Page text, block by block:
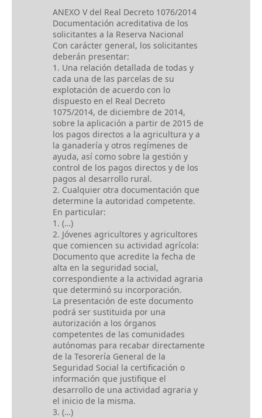
ANEXO V del Real Decreto 1076/2014
Documentación acreditativa de los
solicitantes a la Reserva Nacional
Con carácter general, los solicitantes
deberán presentar:
1. Una relación detallada de todas y
cada una de las parcelas de su
explotación de acuerdo con lo
dispuesto en el Real Decreto
1075/2014, de diciembre de 2014,
sobre la aplicación a partir de 2015 de
los pagos directos a la agricultura y a
la ganadería y otros regímenes de
ayuda, así como sobre la gestión y
control de los pagos directos y de los
pagos al desarrollo rural.
2. Cualquier otra documentación que
determine la autoridad competente.
En particular:
1. (…)
2. Jóvenes agricultores y agricultores
que comiencen su actividad agrícola:
Documento que acredite la fecha de
alta en la seguridad social,
correspondiente a la actividad agraria
que determinó su incorporación.
La presentación de este documento
podrá ser sustituida por una
autorización a los órganos
competentes de las comunidades
autónomas para recabar directamente
de la Tesorería General de la
Seguridad Social la certificación o
información que justifique el
desarrollo de una actividad agraria y
el inicio de la misma.
3. (…)